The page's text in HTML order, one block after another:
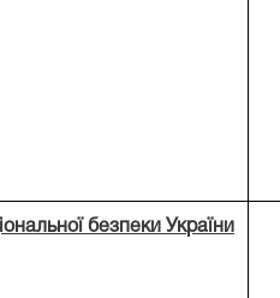
безпеки України